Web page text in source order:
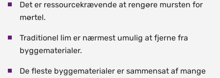
Det er ressourcekrævende at rengøre mursten for
mørtel.
Traditionel lim er nærmest umulig at fjerne fra
byggematerialer.
De fleste byggematerialer er sammensat af mange